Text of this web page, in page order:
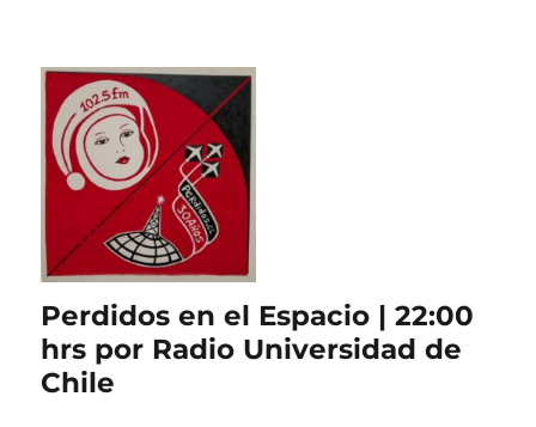
Perdidos en el Espacio | 22:00
hrs por Radio Universidad de
Chile